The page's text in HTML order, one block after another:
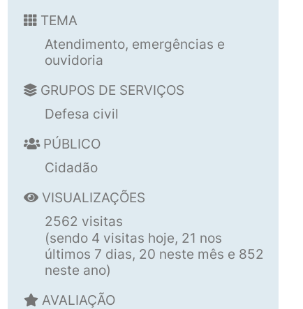
TEMA
Atendimento, emergências e
ouvidoria
GRUPOS DE SERVIÇOS
Defesa civil
PÚBLICO
Cidadão
VISUALIZAÇÕES
2562 visitas
(sendo 4 visitas hoje, 21 nos
últimos 7 dias, 20 neste mês e 852
neste ano)
AVALIAÇÃO